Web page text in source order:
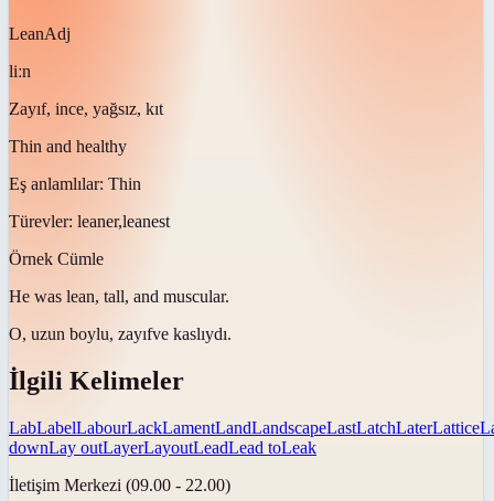
LeanAdj
liːn
Zayıf, ince, yağsız, kıt
Thin and healthy
Eş anlamlılar: Thin
Türevler: leaner,leanest
Örnek Cümle
He was lean, tall, and muscular.
O, uzun boylu, zayıfve kaslıydı.
İlgili Kelimeler
LabLabelLabourLackLamentLandLandscapeLastLatchLaterLattice
downLay outLayerLayoutLeadLead toLeak
İletişim Merkezi (09.00 - 22.00)